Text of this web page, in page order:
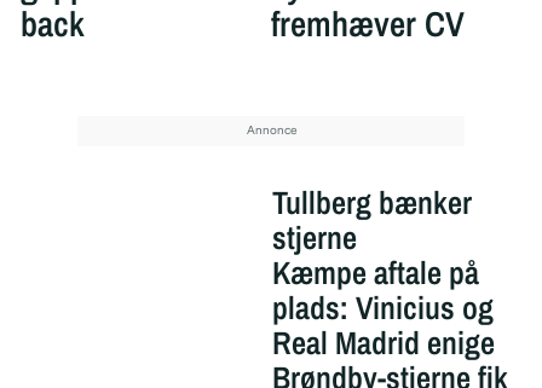
back fremhæver CV
Tullberg bænker
stjerne
Kæmpe aftale på
plads: Vinicius og
Real Madrid enige
Brøndby-stjerne fik